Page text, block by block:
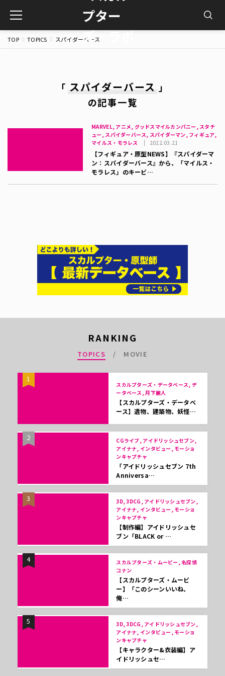
toggle
navigation
TOP TOPICS スパイダーバース
「 スパイダーバース 」
の記事一覧
MARVEL, アニメ, グッドスマイルカンパニー, スタチ
ュー, スパイダーバース, スパイダーマン, フィギュア,
マイルス・モラレス
2022.03.21
【フィギュア・原型NEWS】『スパイダーマ
ン：スパイダーバース』から、「マイルス・
モラレス」のキービ…
RANKING
TOPICS MOVIE
1
スカルプターズ・データベース, デ
ータベース, 月下麗人
【スカルプターズ・データベ
ース】遺物、建築物、妖怪…
2
CGライブ, アイドリッシュセブン,
アイナナ, インタビュー, モーショ
ンキャプチャ
「アイドリッシュセブン 7th
Anniversa…
3
3D, 3DCG, アイドリッシュセブン,
アイナナ, インタビュー, モーショ
ンキャプチャ
【制作編】アイドリッシュセ
ブン「BLACK or …
4
スカルプターズ・ムービー, 名探偵
コナン
【スカルプターズ・ムービ
ー】「このシーンいいね、
俺…
5
3D, 3DCG, アイドリッシュセブン,
アイナナ, インタビュー, モーショ
ンキャプチャ
【キャラクター&衣装編】ア
イドリッシュセ…